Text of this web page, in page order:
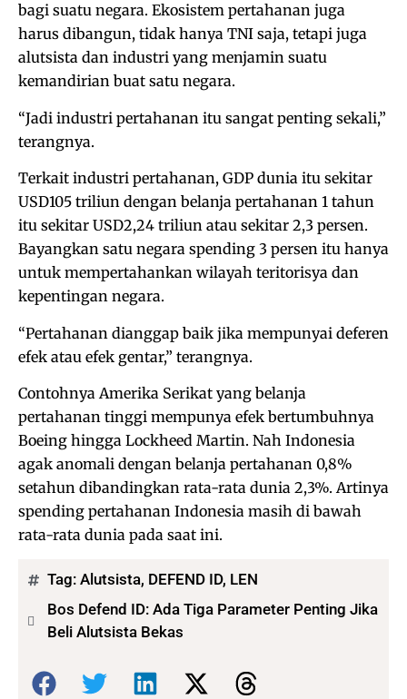
bagi suatu negara. Ekosistem pertahanan juga
harus dibangun, tidak hanya TNI saja, tetapi juga
alutsista dan industri yang menjamin suatu
kemandirian buat satu negara.
“Jadi industri pertahanan itu sangat penting sekali,”
terangnya.
Terkait industri pertahanan, GDP dunia itu sekitar
USD105 triliun dengan belanja pertahanan 1 tahun
itu sekitar USD2,24 triliun atau sekitar 2,3 persen.
Bayangkan satu negara spending 3 persen itu hanya
untuk mempertahankan wilayah teritorisya dan
kepentingan negara.
“Pertahanan dianggap baik jika mempunyai deferen
efek atau efek gentar,” terangnya.
Contohnya Amerika Serikat yang belanja
pertahanan tinggi mempunya efek bertumbuhnya
Boeing hingga Lockheed Martin. Nah Indonesia
agak anomali dengan belanja pertahanan 0,8%
setahun dibandingkan rata-rata dunia 2,3%. Artinya
spending pertahanan Indonesia masih di bawah
rata-rata dunia pada saat ini.
Tag: Alutsista, DEFEND ID, LEN
Bos Defend ID: Ada Tiga Parameter Penting Jika
Beli Alutsista Bekas
Bagikan: